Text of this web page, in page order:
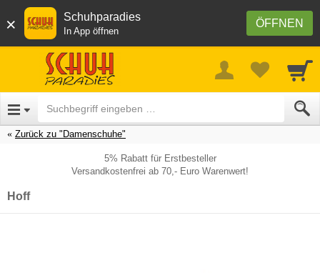
× ÖFFNEN
Schuhparadies
In App öffnen
Zurück zu "Damenschuhe"
5% Rabatt für Erstbesteller
Versandkostenfrei ab 70,- Euro Warenwert!
Hoff